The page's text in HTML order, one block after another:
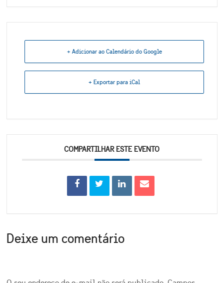
+ Adicionar ao Calendário do Google
+ Exportar para iCal
COMPARTILHAR ESTE EVENTO
Deixe um comentário